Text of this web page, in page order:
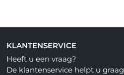
KLANTENSERVICE
Heeft u een vraag?
De klantenservice helpt u